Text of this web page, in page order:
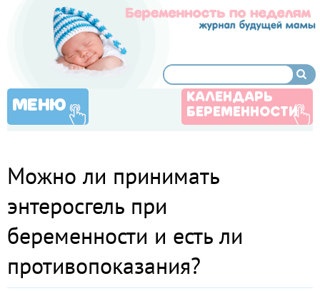
МЕНЮ
КАЛЕНДАРЬ
БЕРЕМЕННОСТИ
Можно ли принимать
энтеросгель при
беременности и есть ли
противопоказания?